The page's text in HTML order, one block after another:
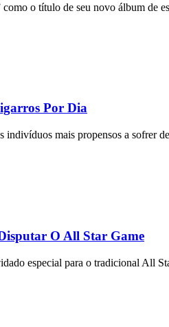
o título de seu novo álbum de
Por Dia
indivíduos mais propensos a sofrer
O All Star Game
especial para o tradicional All